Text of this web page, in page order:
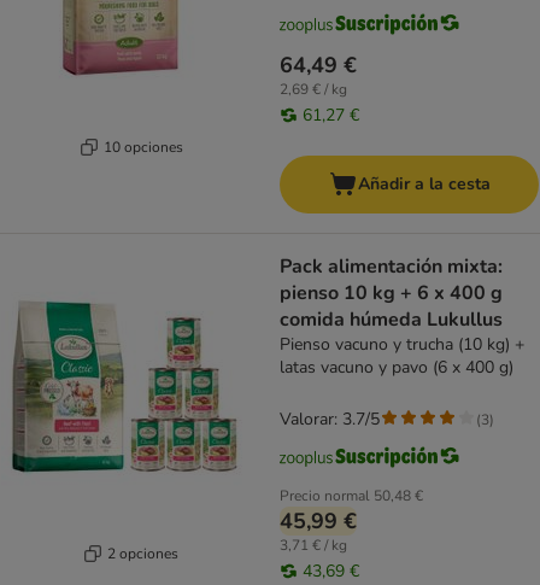
10 opciones
64,49 €
2,69 € / kg
61,27 €
Añadir a la cesta
2 opciones
Pack alimentación mixta:
pienso 10 kg + 6 x 400 g
comida húmeda Lukullus
Pienso vacuno y trucha (10 kg) +
latas vacuno y pavo (6 x 400 g)
Precio normal 50,48 €
45,99 €
3,71 € / kg
43,69 €
Valorar: 3.7/5 (3)